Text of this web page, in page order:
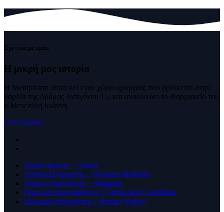
Σχετικά με εμάς
Η μικρή μας ιστορία
Η Menipharm αποτελεί εναν χώρο ομορφίας που βρίσκεται στην
καρδία της Δράμας Αντιγόνου 15, και αναδικνύει το Φαρμακείο του
κ.Μενεσίδη Ιωάννη
Get a Quote
Ποιοί είμαστε ~ About
Τρόποι Πληρωμής ~ Payment Methods
Τρόποι Αποστολής ~ Shipping
Όροι και προυποθέσεις ~ Terms and Conditions
Πολιτική Απορρήτου ~ Privacy Policy